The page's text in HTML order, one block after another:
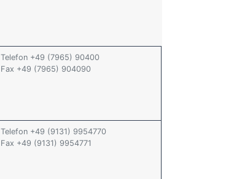
Telefon +49 (7965) 90400
Fax +49 (7965) 904090
Telefon +49 (9131) 9954770
Fax +49 (9131) 9954771